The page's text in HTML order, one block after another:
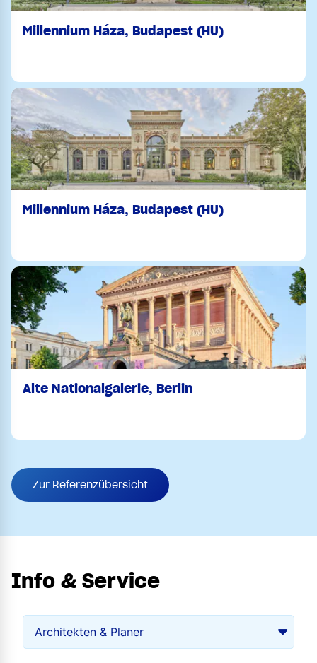
Millennium Háza, Budapest (HU)
Millennium Háza, Budapest (HU)
Alte Nationalgalerie, Berlin
Zur Referenzübersicht
Info & Service